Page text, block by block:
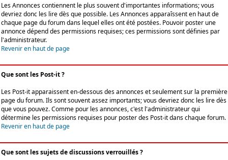
Les Annonces contiennent le plus souvent d'importantes informations; vous
devriez donc les lire dès que possible. Les Annonces apparaîssent en haut de
chaque page du forum dans lequel elles ont été postées. Pouvoir poster une
annonce dépend des permissions requises; ces permissions sont définies par
l'administrateur.
Revenir en haut de page
Que sont les Post-it ?
Les Post-it apparaissent en-dessous des annonces et seulement sur la première
page du forum. Ils sont souvent assez importants; vous devriez donc les lire dès
que vous pouvez. Comme pour les annonces, c'est l'administrateur qui
détermine les permissions requises pour poster des Post-it dans chaque forum.
Revenir en haut de page
Que sont les sujets de discussions verrouillés ?